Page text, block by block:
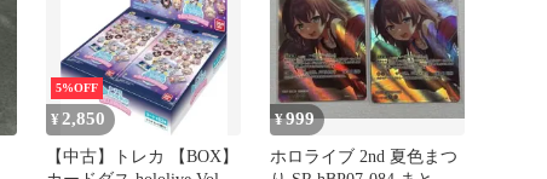
5%OFF
¥ 2,850
【中古】トレカ 【BOX】
¥999
ホロライブ 2nd 夏色まつ